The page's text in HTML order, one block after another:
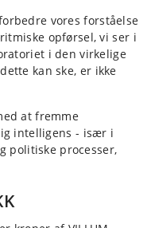
vores forståelse
opførsel, vi ser i
i den virkelige
kan ske, er ikke
at fremme
intelligens - især i
politiske processer,